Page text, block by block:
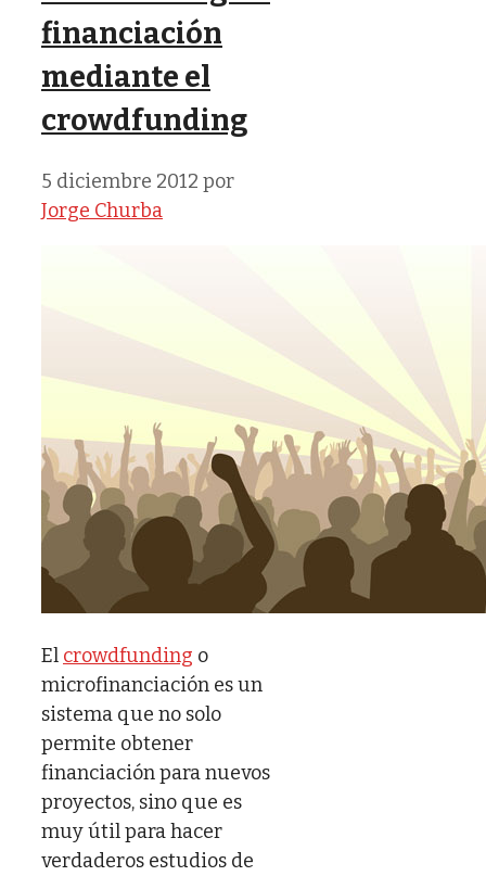
financiación
mediante el
crowdfunding
5 diciembre 2012 por
Jorge Churba
El crowdfunding o
microfinanciación es un
sistema que no solo
permite obtener
financiación para nuevos
proyectos, sino que es
muy útil para hacer
verdaderos estudios de